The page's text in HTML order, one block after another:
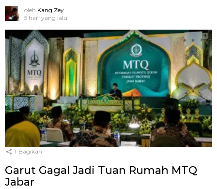
oleh Kang Zey
5 hari yang lalu
1 Bagikan
Garut Gagal Jadi Tuan Rumah MTQ
Jabar